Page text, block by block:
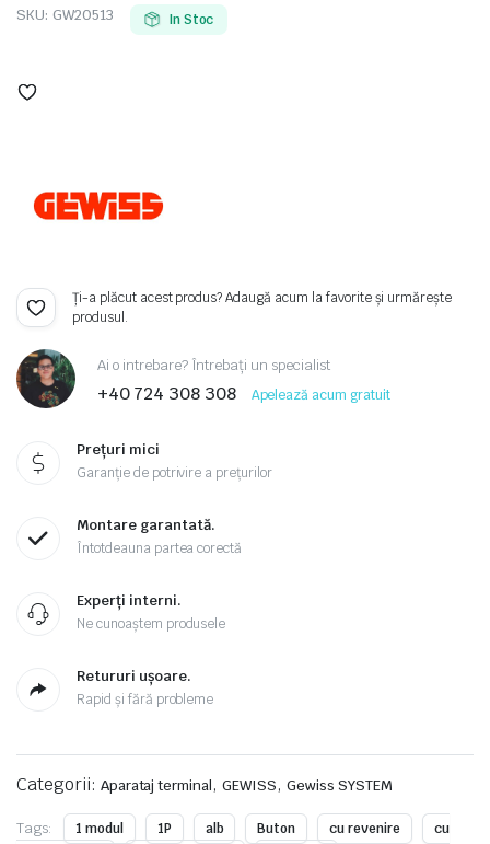
SKU: GW20513 In Stoc
Ți-a plăcut acest produs? Adaugă acum la favorite și urmărește
produsul.
Ai o intrebare? Întrebați un specialist
+40 724 308 308 Apelează acum gratuit
Prețuri mici
Garanție de potrivire a prețurilor
Montare garantată.
Întotdeauna partea corectă
Experți interni.
Ne cunoaștem produsele
Retururi ușoare.
Rapid și fără probleme
Categorii: Aparataj terminal,GEWISS, Gewiss SYSTEM
Tags: 1 modul 1P alb Buton cu revenire
cu